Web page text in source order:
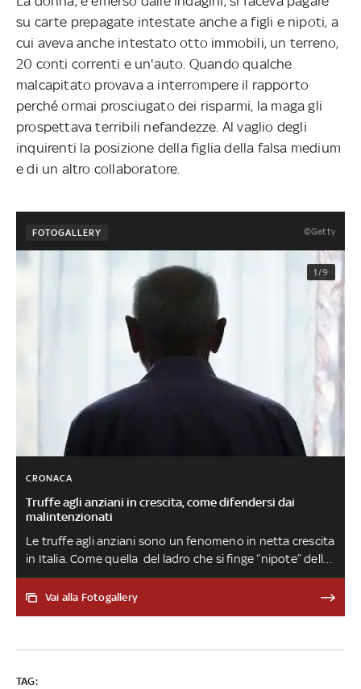
su carte prepagate intestate anche a figli e nipoti, a
cui aveva anche intestato otto immobili, un terreno,
20 conti correnti e un'auto. Quando qualche
malcapitato provava a interrompere il rapporto
perché ormai prosciugato dei risparmi, la maga gli
prospettava terribili nefandezze. Al vaglio degli
inquirenti la posizione della figlia della falsa medium
e di un altro collaboratore.
FOTOGALLERY ©Getty
1/9
CRONACA
Truffe agli anziani in crescita, come difendersi dai
malintenzionati
Le truffe agli anziani sono un fenomeno in netta crescita
in Italia. Come quella del ladro che si finge “nipote” della
vittima e gli racconta al telefono di avere problemi
economici o con la giustizia. Ma ci sono anche i
sconosciuti” consigliano gli investigatori della squadra
Vai alla Fotogallery
TAG: